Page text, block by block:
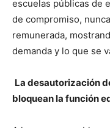
escuelas públicas de
de compromiso,
remunerada,
demanda y lo que se
La desautorización
bloquean la función